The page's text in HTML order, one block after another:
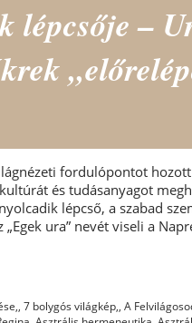
lépcsője –
fordulópontot
és tudásanyagot
lépcső, a szabad
ura” nevét viseli a
, 7 bolygós világkép,, A